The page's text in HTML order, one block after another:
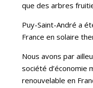
que des arbres
Puy-Saint-André a
France en solaire
Nous avons par
société d’économie
renouvelable en